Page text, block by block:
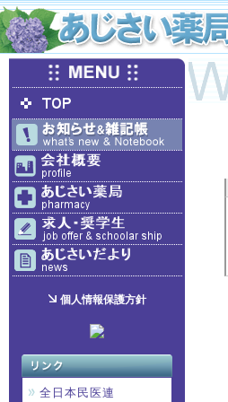
個人情報保護方針
全日本民医連